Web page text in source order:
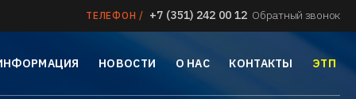
ТЕЛЕФОН / +7 (351) 242 00 12 Обратный звонок
НОВОСТИ О НАС КОНТАКТЫ ЭТП